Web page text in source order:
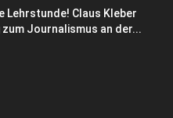
Lehrstunde! Claus Kleber
Journalismus an der...